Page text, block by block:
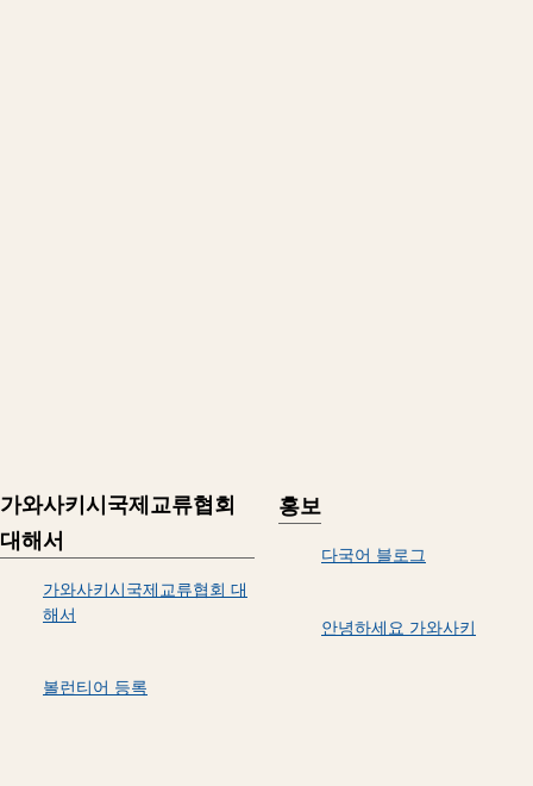
가와사키시국제교류협회
대해서
가와사키시국제교류협회 대
해서
볼런티어 등록
홍보
다국어 블로그
안녕하세요 가와사키